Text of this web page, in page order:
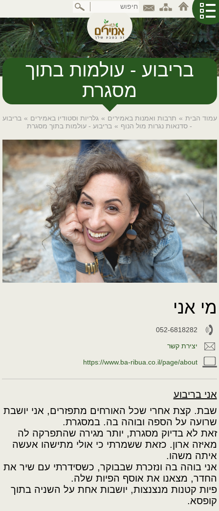
לתוכן
המרכזי
בריבוע - עולמות בתוך
מסגרת
עמוד הבית » תרבות ואמנות באמירים » גלריות וסטודיו באמירים » בריבוע
- סדנאות נגרות מול הנוף » בריבוע - עולמות בתוך מסגרת
מי אני
052-6818282
יצירת קשר
https://www.ba-ribua.co.il/page/about
אני בריבוע
שבת. קצת אחרי שכל האורחים מתפזרים, אני יושבת
שרועה על הספה ובוהה בה. במסגרת.
זאת לא בדיוק מסגרת, יותר מגירה שהתפרקה לה
מאיזה ארון. כזאת ששמרתי כי אולי מתישהו אעשה
איתה משהו.
אני בוהה בה ונזכרת שבבוקר, כשסידרתי עם שיר את
החדר, מצאנו את אוסף הפיות שלה.
פיות קטנות מנצנצות, יושבות אחת על השניה בתוך
קופסא.